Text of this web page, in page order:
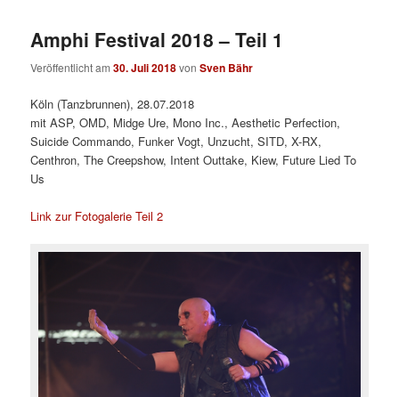
Amphi Festival 2018 – Teil 1
Veröffentlicht am30. Juli 2018vonSven Bähr
Köln (Tanzbrunnen), 28.07.2018
mit ASP, OMD, Midge Ure, Mono Inc., Aesthetic Perfection,
Suicide Commando, Funker Vogt, Unzucht, SITD, X-RX,
Centhron, The Creepshow, Intent Outtake, Kiew, Future Lied To
Us
Link zur Fotogalerie Teil 2